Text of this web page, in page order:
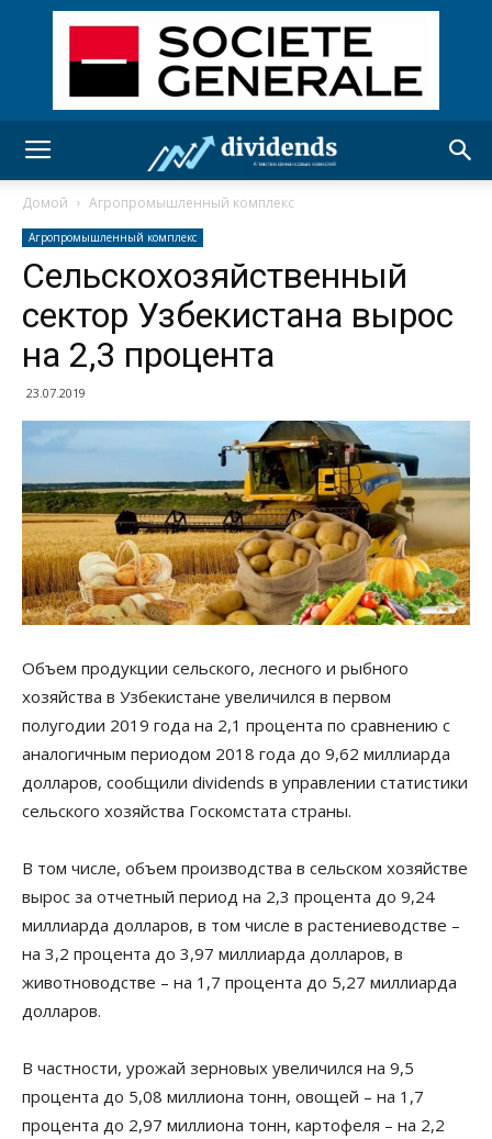
Домой Агропромышленный комплекс
Агропромышленный комплекс
Сельскохозяйственный
сектор Узбекистана вырос
на 2,3 процента
23.07.2019
Объем продукции сельского, лесного и рыбного
хозяйства в Узбекистане увеличился в первом
полугодии 2019 года на 2,1 процента по сравнению с
аналогичным периодом 2018 года до 9,62 миллиарда
долларов, сообщили dividends в управлении статистики
сельского хозяйства Госкомстата страны.
В том числе, объем производства в сельском хозяйстве
вырос за отчетный период на 2,3 процента до 9,24
миллиарда долларов, в том числе в растениеводстве –
на 3,2 процента до 3,97 миллиарда долларов, в
животноводстве – на 1,7 процента до 5,27 миллиарда
долларов.
В частности, урожай зерновых увеличился на 9,5
процента до 5,08 миллиона тонн, овощей – на 1,7
процента до 2,97 миллиона тонн, картофеля – на 2,2